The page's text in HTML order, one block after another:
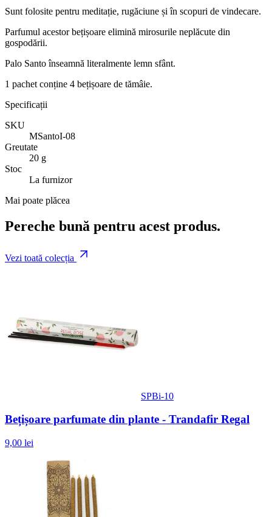
Sunt folosite pentru meditație, rugăciune și în scopuri de vindecare.
Parfumul acestor bețișoare elimină mirosurile neplăcute din
gospodării.
Palo Santo înseamnă literalmente lemn sfânt.
1 pachet conține 4 bețișoare de tămâie.
Specificații
SKU
MSantoI-08
Greutate
20 g
Stoc
La furnizor
Mai poate plăcea
Pereche bună pentru acest produs.
Vezi toată colecția
SPBi-10
Bețișoare parfumate din plante - Trandafir Regal
9,00 lei